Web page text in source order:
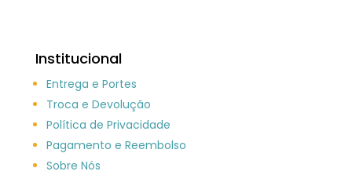
Institucional
Entrega e Portes
Troca e Devolução
Política de Privacidade
Pagamento e Reembolso
Sobre Nós